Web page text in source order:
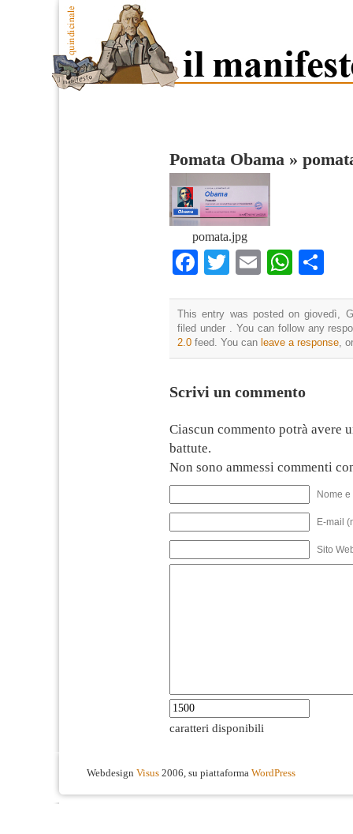
Pomata Obama »
pomata.jpg
Facebook
TwitterEmail
This entry was posted on giovedì,
filed under . You can follow any
2.0 feed. You can leave a response ,
Scrivi un commento
Ciascun commento potrà avere
battute.
Non sono ammessi commenti
Nome
E-mail
Sito
caratteri disponibili
Webdesign Visus 2006, su piattaforma WordPress